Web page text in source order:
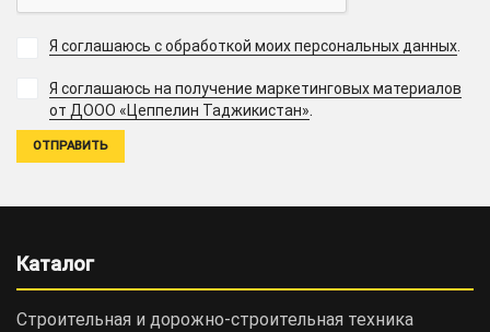
Я соглашаюсь с обработкой моих персональных данных.
Я соглашаюсь на получение маркетинговых материалов
от ДООО «Цеппелин Таджикистан».
Каталог
Строительная и дорожно-cтроительная техника